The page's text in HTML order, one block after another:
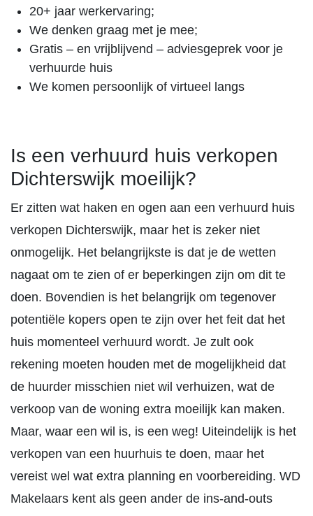
20+ jaar werkervaring;
We denken graag met je mee;
Gratis – en vrijblijvend – adviesgeprek voor je
verhuurde huis
We komen persoonlijk of virtueel langs
Is een verhuurd huis verkopen
Dichterswijk moeilijk?
Er zitten wat haken en ogen aan een verhuurd huis
verkopen Dichterswijk, maar het is zeker niet
onmogelijk. Het belangrijkste is dat je de wetten
nagaat om te zien of er beperkingen zijn om dit te
doen. Bovendien is het belangrijk om tegenover
potentiële kopers open te zijn over het feit dat het
huis momenteel verhuurd wordt. Je zult ook
rekening moeten houden met de mogelijkheid dat
de huurder misschien niet wil verhuizen, wat de
verkoop van de woning extra moeilijk kan maken.
Maar, waar een wil is, is een weg! Uiteindelijk is het
verkopen van een huurhuis te doen, maar het
vereist wel wat extra planning en voorbereiding. WD
Makelaars kent als geen ander de ins-and-outs